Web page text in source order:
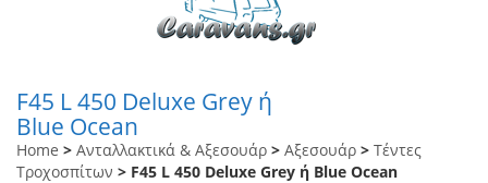
F45 L 450 Deluxe Grey ή
Blue Ocean
Home > Ανταλλακτικά & Αξεσουάρ > Αξεσουάρ > Τέντες
Τροχοσπίτων > F45 L 450 Deluxe Grey ή Blue Ocean